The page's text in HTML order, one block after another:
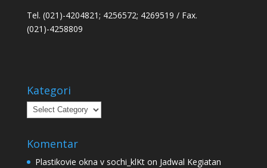
Tel. (021)-4204821; 4256572; 4269519 / Fax.
(021)-4258809
Kategori
Kategori
Komentar
Plastikovie okna v sochi_klKton Jadwal Kegiatan